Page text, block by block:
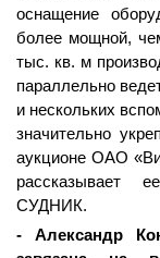
оснащение
более мощной,
тыс. кв. м
параллельно
и нескольких
значительно
аукционе ОАО
рассказывает
СУДНИК.
- Александр